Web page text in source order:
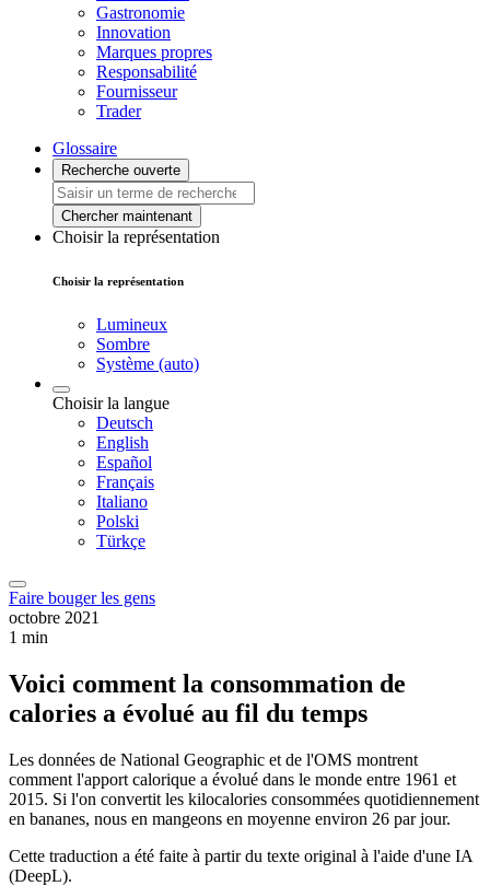
Gastronomie
Innovation
Marques propres
Responsabilité
Fournisseur
Trader
Glossaire
Recherche ouverte
Chercher maintenant
Choisir la représentation
Choisir la représentation
Lumineux
Sombre
Système (auto)
Choisir la langue
Deutsch
English
Español
Français
Italiano
Polski
Türkçe
Faire bouger les gens
octobre 2021
1 min
Voici comment la consommation de
calories a évolué au fil du temps
Les données de National Geographic et de l'OMS montrent
comment l'apport calorique a évolué dans le monde entre 1961 et
2015. Si l'on convertit les kilocalories consommées quotidiennement
en bananes, nous en mangeons en moyenne environ 26 par jour.
Cette traduction a été faite à partir du texte original à l'aide d'une IA
(DeepL).